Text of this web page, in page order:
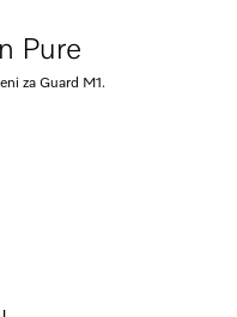
Pure
za Guard M1.